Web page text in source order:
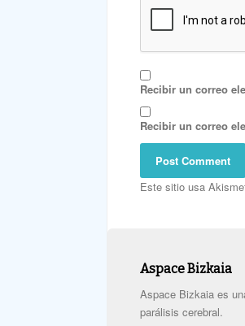
Recibir un correo
Recibir un correo
Este sitio usa
Aspace Bizkaia
Aspace Bizkaia es
parálisis cerebral.